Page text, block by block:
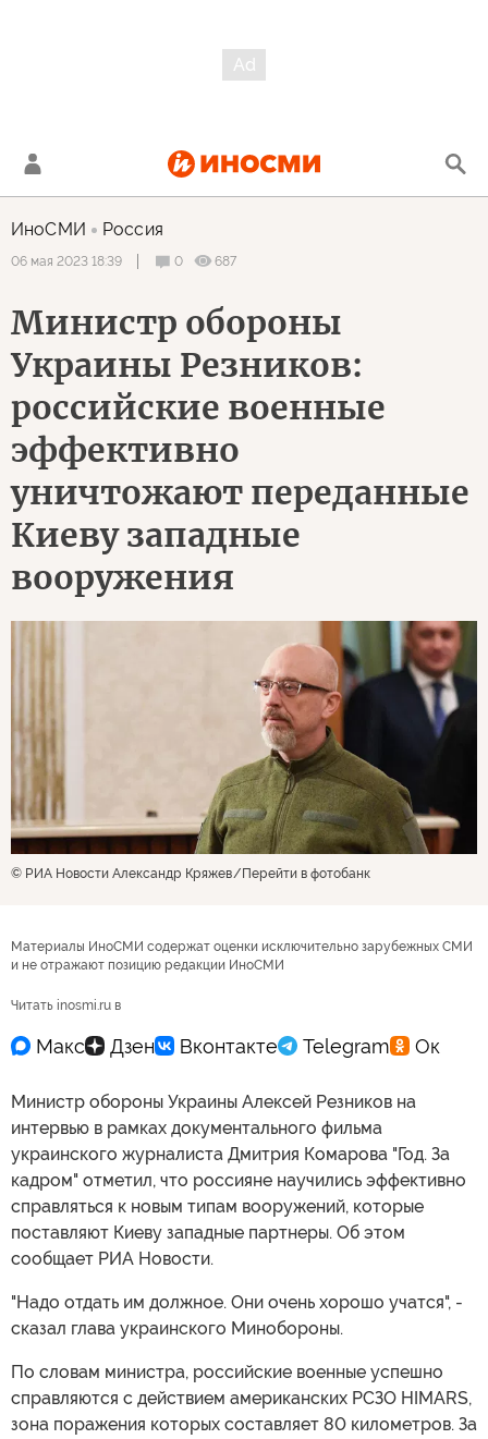
ИноСМИ Россия
06 мая 2023 18:39 0 687
Министр обороны
Украины Резников:
российские военные
эффективно
уничтожают переданные
Киеву западные
вооружения
© РИА Новости Александр Кряжев Перейти в фотобанк
Материалы ИноСМИ содержат оценки исключительно зарубежных СМИ
и не отражают позицию редакции ИноСМИ
Читать inosmi.ru в
Министр обороны Украины Алексей Резников на
интервью в рамках документального фильма
украинского журналиста Дмитрия Комарова "Год. За
кадром" отметил, что россияне научились эффективно
справляться к новым типам вооружений, которые
поставляют Киеву западные партнеры. Об этом
сообщает РИА Новости.
"Надо отдать им должное. Они очень хорошо учатся", -
сказал глава украинского Минобороны.
По словам министра, российские военные успешно
справляются с действием американских РСЗО HIMARS,
зона поражения которых составляет 80 километров. За